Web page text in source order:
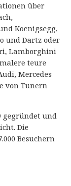
über
Koenigsegg,
und Dartz oder
Lamborghini
teure
Mercedes
von Tunern
gegründet und
Die
Besuchern